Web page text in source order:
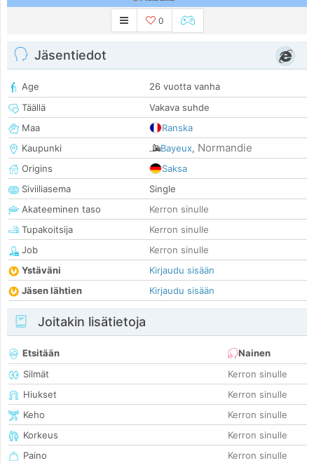
0
Jäsentiedot
Age
26 vuotta vanha
Täällä
Vakava suhde
Maa
Ranska
Kaupunki
Bayeux, Normandie
Origins
Saksa
Siviiliasema
Single
Akateeminen taso
Kerron sinulle
Tupakoitsija
Kerron sinulle
Job
Kerron sinulle
Ystäväni
Kirjaudu sisään
Jäsen lähtien
Kirjaudu sisään
Joitakin lisätietoja
Etsitään
Nainen
Silmät
Kerron sinulle
Hiukset
Kerron sinulle
Keho
Kerron sinulle
Korkeus
Kerron sinulle
Paino
Kerron sinulle